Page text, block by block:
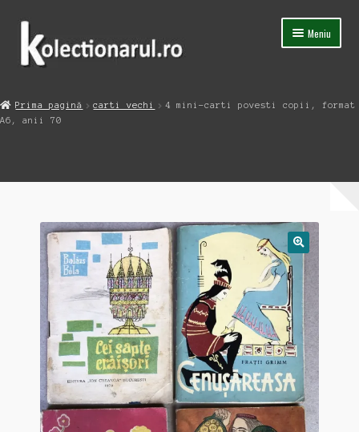
Sari
navigare
Sari
conținut
Meniu
Magazin
Contact
Prima pagină carti vechi
4 mini-carti povesti copii, format
A6, anii 70